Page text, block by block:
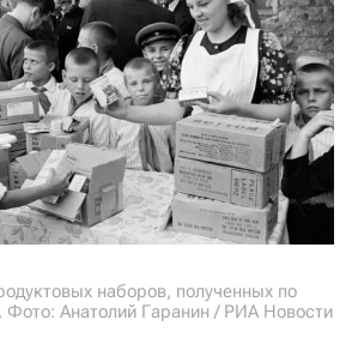
наборов, полученных по
Фото: Анатолий Гаранин / РИА Новости